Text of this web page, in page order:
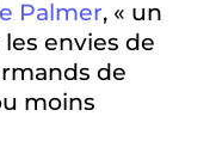
Palmer, « un
envies de
de
moins